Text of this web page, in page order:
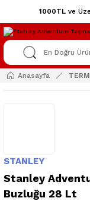
1000TLve
Anasayfa
STANLEY
Stanley
Buzluğu 28 Lt